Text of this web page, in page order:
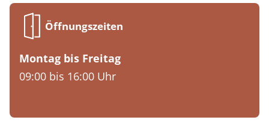
Öffnungszeiten
Montag bis Freitag
09:00 bis 16:00 Uhr